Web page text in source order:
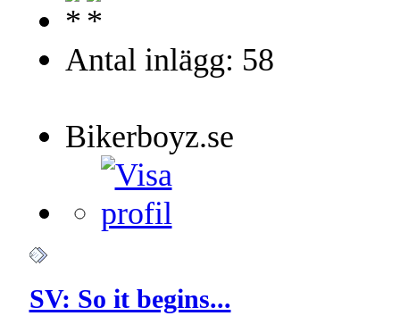
Antal inlägg: 58
Bikerboyz.se
SV: So it begins...